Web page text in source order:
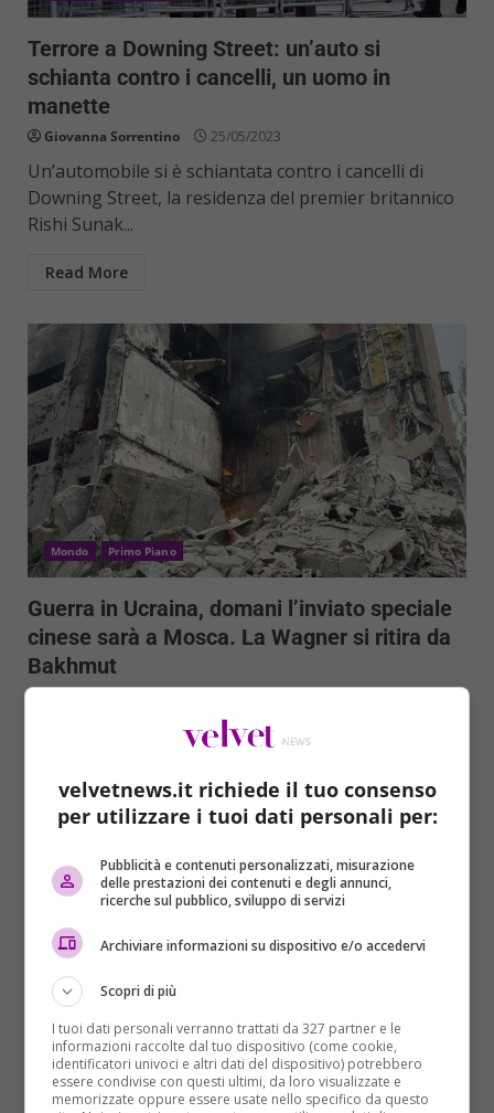
Terrore a Downing Street: un’auto si
schianta contro i cancelli, un uomo in
manette
Giovanna Sorrentino 25/05/2023
Un’automobile si è schiantata contro i cancelli di
Downing Street, la residenza del premier britannico
Rishi Sunak...
Read More
Mondo Primo Piano
Guerra in Ucraina, domani l’inviato speciale
cinese sarà a Mosca. La Wagner si ritira da
Bakhmut
Li Hui, inviato speciale cinese per i negoziati, arriverà
Read More
Mondo Primo Piano
velvetnews.it richiede il tuo consenso
per utilizzare i tuoi dati personali per:
Pubblicità e contenuti personalizzati, misurazione
delle prestazioni dei contenuti e degli annunci,
ricerche sul pubblico, sviluppo di servizi
Archiviare informazioni su dispositivo e/o accedervi
Scopri di più
I tuoi dati personali verranno trattati da 327 partner e le
informazioni raccolte dal tuo dispositivo (come cookie,
identificatori univoci e altri dati del dispositivo) potrebbero
essere condivise con questi ultimi, da loro visualizzate e
memorizzate oppure essere usate nello specifico da questo